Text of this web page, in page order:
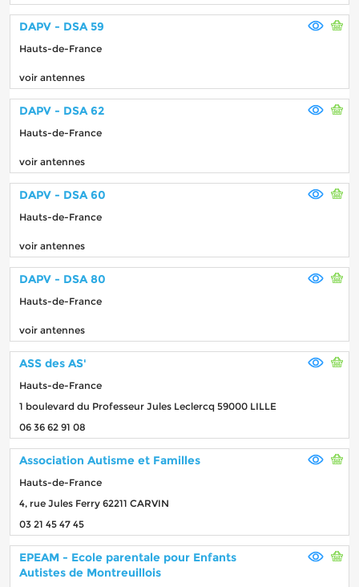
DAPV - DSA 59
Hauts-de-France
voir antennes
DAPV - DSA 62
Hauts-de-France
voir antennes
DAPV - DSA 60
Hauts-de-France
voir antennes
DAPV - DSA 80
Hauts-de-France
voir antennes
ASS des AS'
Hauts-de-France
1 boulevard du Professeur Jules Leclercq 59000 LILLE
06 36 62 91 08
Association Autisme et Familles
Hauts-de-France
4, rue Jules Ferry 62211 CARVIN
03 21 45 47 45
EPEAM - Ecole parentale pour Enfants
Autistes de Montreuillois